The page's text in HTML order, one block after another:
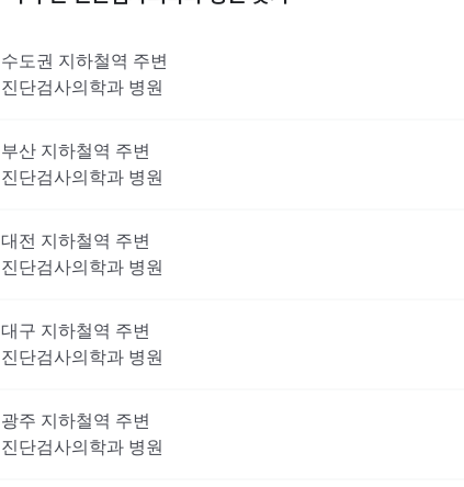
수도권 지하철역 주변
진단검사의학과 병원
부산 지하철역 주변
진단검사의학과 병원
대전 지하철역 주변
진단검사의학과 병원
대구 지하철역 주변
진단검사의학과 병원
광주 지하철역 주변
진단검사의학과 병원